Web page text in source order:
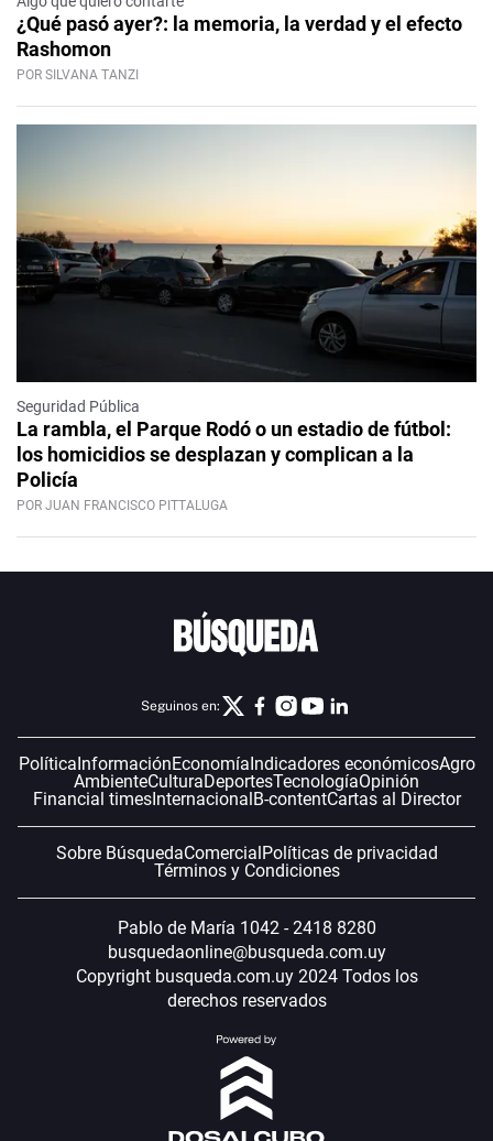
¿Qué pasó ayer?: la memoria, la verdad y el efecto
Rashomon
POR SILVANA TANZI
Seguridad Pública
La rambla, el Parque Rodó o un estadio de fútbol:
los homicidios se desplazan y complican a la
Policía
POR JUAN FRANCISCO PITTALUGA
Seguinos en:
Política InformaciónEconomía Indicadores económicosAgro
AmbienteCulturaDeportesTecnologíaOpinión
Financial timesInternacional B-contentCartas al Director
Sobre BúsquedaComercial Políticas de privacidad
Términos y Condiciones
Pablo de María 1042 - 2418 8280
busquedaonline@busqueda.com.uy
Copyright busqueda.com.uy 2024 Todos los
derechos reservados